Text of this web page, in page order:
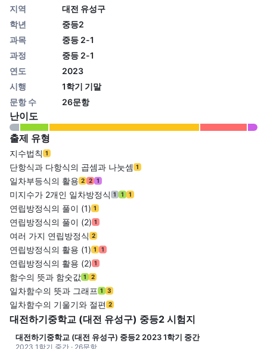
지역
대전 유성구
학년
중등2
과목
중등 2-1
과정
중등 2-1
연도
2023
시행
1학기 기말
문항 수
26문항
난이도
출제 유형
지수법칙 1
단항식과 다항식의 곱셈과 나눗셈 1
일차부등식의 활용 2 2 1
미지수가 2개인 일차방정식 1 1 1
연립방정식의 풀이 (1) 1
연립방정식의 풀이 (2) 1
여러 가지 연립방정식 2
연립방정식의 활용 (1) 1 1
연립방정식의 활용 (2) 1
함수의 뜻과 함숫값 1 2
일차함수의 뜻과 그래프 1 3
일차함수의 기울기와 절편 2
대전하기중학교 (대전 유성구) 중등2 시험지
대전하기중학교 (대전 유성구) 중등2 2023 1학기 중간
2023 1학기 중간 · 26문항